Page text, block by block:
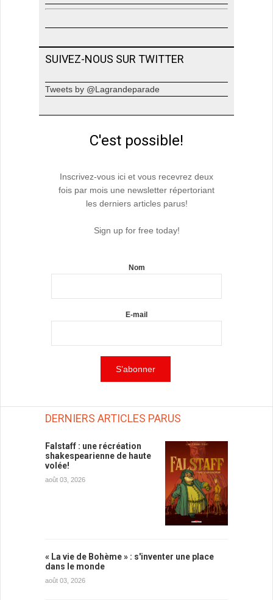
SUIVEZ-NOUS SUR TWITTER
Tweets by @Lagrandeparade
C'est possible!
Inscrivez-vous ici et vous recevrez deux
fois par mois une newsletter répertoriant
les derniers articles parus!
Sign up for free today!
Nom
E-mail
DERNIERS ARTICLES PARUS
Falstaff : une récréation
shakespearienne de haute
volée!
août 03, 2026
« La vie de Bohème » : s'inventer une place
dans le monde
août 03, 2026